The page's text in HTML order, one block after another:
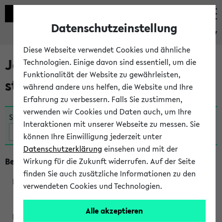
eKVV
Jetzt und in Kürze
stattfindende Veranstaltungen
Suche:
Beginn um 16 Uhr
Datenschutzeinstellung
Diese Webseite verwendet Cookies und ähnliche
Technologien. Einige davon sind essentiell, um die
Funktionalität der Website zu gewährleisten,
während andere uns helfen, die Website und Ihre
Erfahrung zu verbessern. Falls Sie zustimmen,
verwenden wir Cookies und Daten auch, um Ihre
Interaktionen mit unserer Webseite zu messen. Sie
können Ihre Einwilligung jederzeit unter
Datenschutzerklärung einsehen und mit der
Wirkung für die Zukunft widerrufen. Auf der Seite
finden Sie auch zusätzliche Informationen zu den
verwendeten Cookies und Technologien.
Alle akzeptieren